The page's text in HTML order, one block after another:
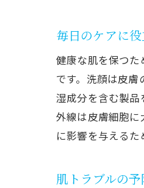
毎日のケアに
健康な肌を保つ
です。洗顔は皮
湿成分を含む製
外線は皮膚細胞
に影響を与えるた
肌トラブルの